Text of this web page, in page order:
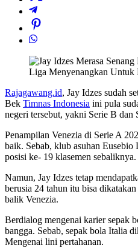
Rajagawang.id, Jay Idzes sudah
Bek Timnas Indonesia ini pula
negeri tersebut, yakni Serie B dan
Penampilan Venezia di Serie A
baik. Sebab, klub asuhan
posisi ke- 19 klasemen sebaliknya.
Namun, Jay Idzes tetap
berusia 24 tahun itu bisa
balik Venezia.
Berdialog mengenai karier sepak
bangga. Sebab, sepak bola Italia
Mengenai lini pertahanan.